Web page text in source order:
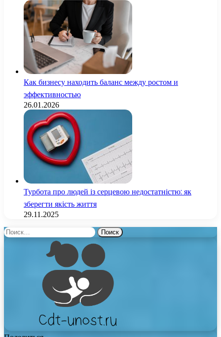
Как бизнесу находить баланс между ростом и
эффективностью
26.01.2026
Турбота про людей із серцевою недостатністю: як
зберегти якість життя
29.11.2025
Найти: